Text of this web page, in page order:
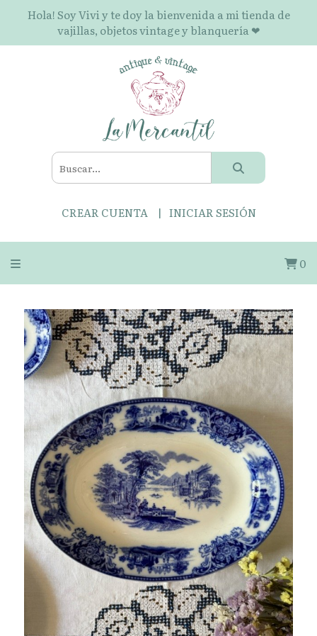
Hola! Soy Vivi y te doy la bienvenida a mi tienda de
vajillas, objetos vintage y blanquería ❤
CREAR CUENTA INICIAR SESIÓN
0